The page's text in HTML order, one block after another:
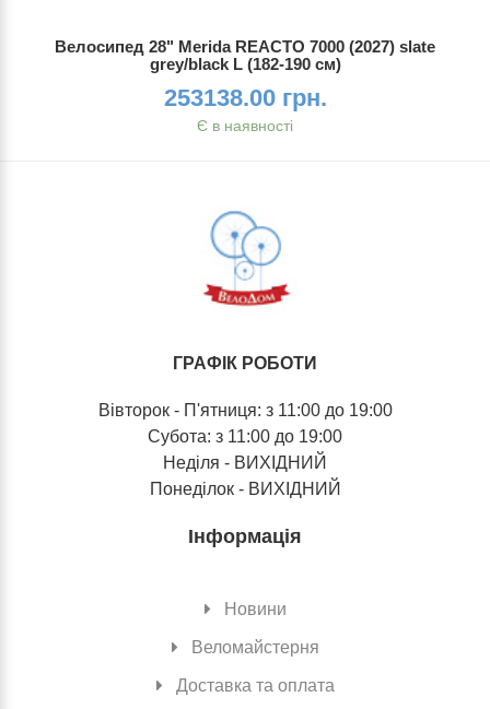
Велосипед 28" Merida REACTO 7000 (2027) slate
grey/black L (182-190 см)
253138.00 грн.
Є в наявності
ГРАФІК РОБОТИ
Вівторок - П'ятниця: з 11:00 до 19:00
Субота: з 11:00 до 19:00
Неділя - ВИХІДНИЙ
Понеділок - ВИХІДНИЙ
Інформація
Новини
Веломайстерня
Доставка та оплата